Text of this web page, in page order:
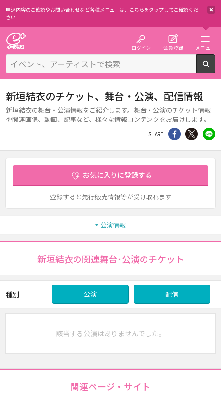
申込内容のご確認やお問い合わせなど各種メニューは、 こちらをタップしてご確認くだ
さい
ログイン 会員登録 メニュー
新垣結衣のチケット、舞台・公演、配信情報
新垣結衣の舞台・公演情報をご紹介します。舞台・公演のチケット情報
や関連画像、動画、記事など、様々な情報コンテンツをお届けします。
SHARE シェア Twitter
お気に入りに登録する
登録すると先行販売情報等が受け取れます
公演情報
新垣結衣の関連舞台･公演のチケット
種別 公演 配信
該当する公演はありませんでした。
関連ページ・サイト